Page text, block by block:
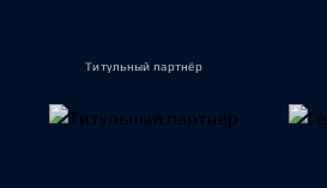
Титульный партнёр